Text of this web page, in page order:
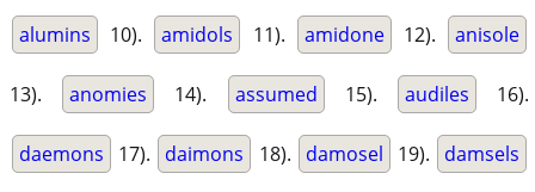
alumins 10). amidols 11). amidone 12). anisole
13). anomies 14). assumed 15). audiles 16).
daemons 17). daimons 18). damosel 19). damsels